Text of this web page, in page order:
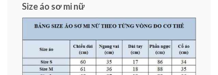
Size áo sơ mi nữ